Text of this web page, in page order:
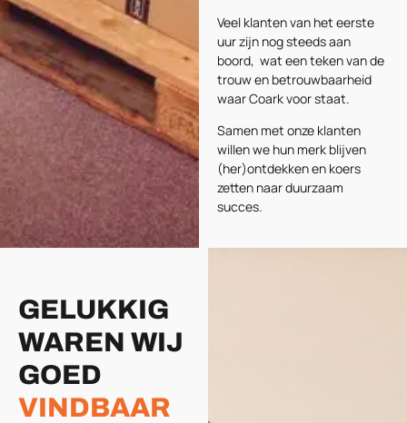
Veel klanten van het eerste
uur zijn nog steeds aan
boord, wat een teken van de
trouw en betrouwbaarheid
waar Coark voor staat.
Samen met onze klanten
willen we hun merk blijven
(her)ontdekken en koers
zetten naar duurzaam
succes.
GELUKKIG
WAREN WIJ
GOED
VINDBAAR